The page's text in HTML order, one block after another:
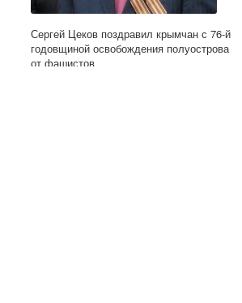
Сергей Цеков поздравил крымчан с 76-й
годовщиной освобождения полуострова
от фашистов